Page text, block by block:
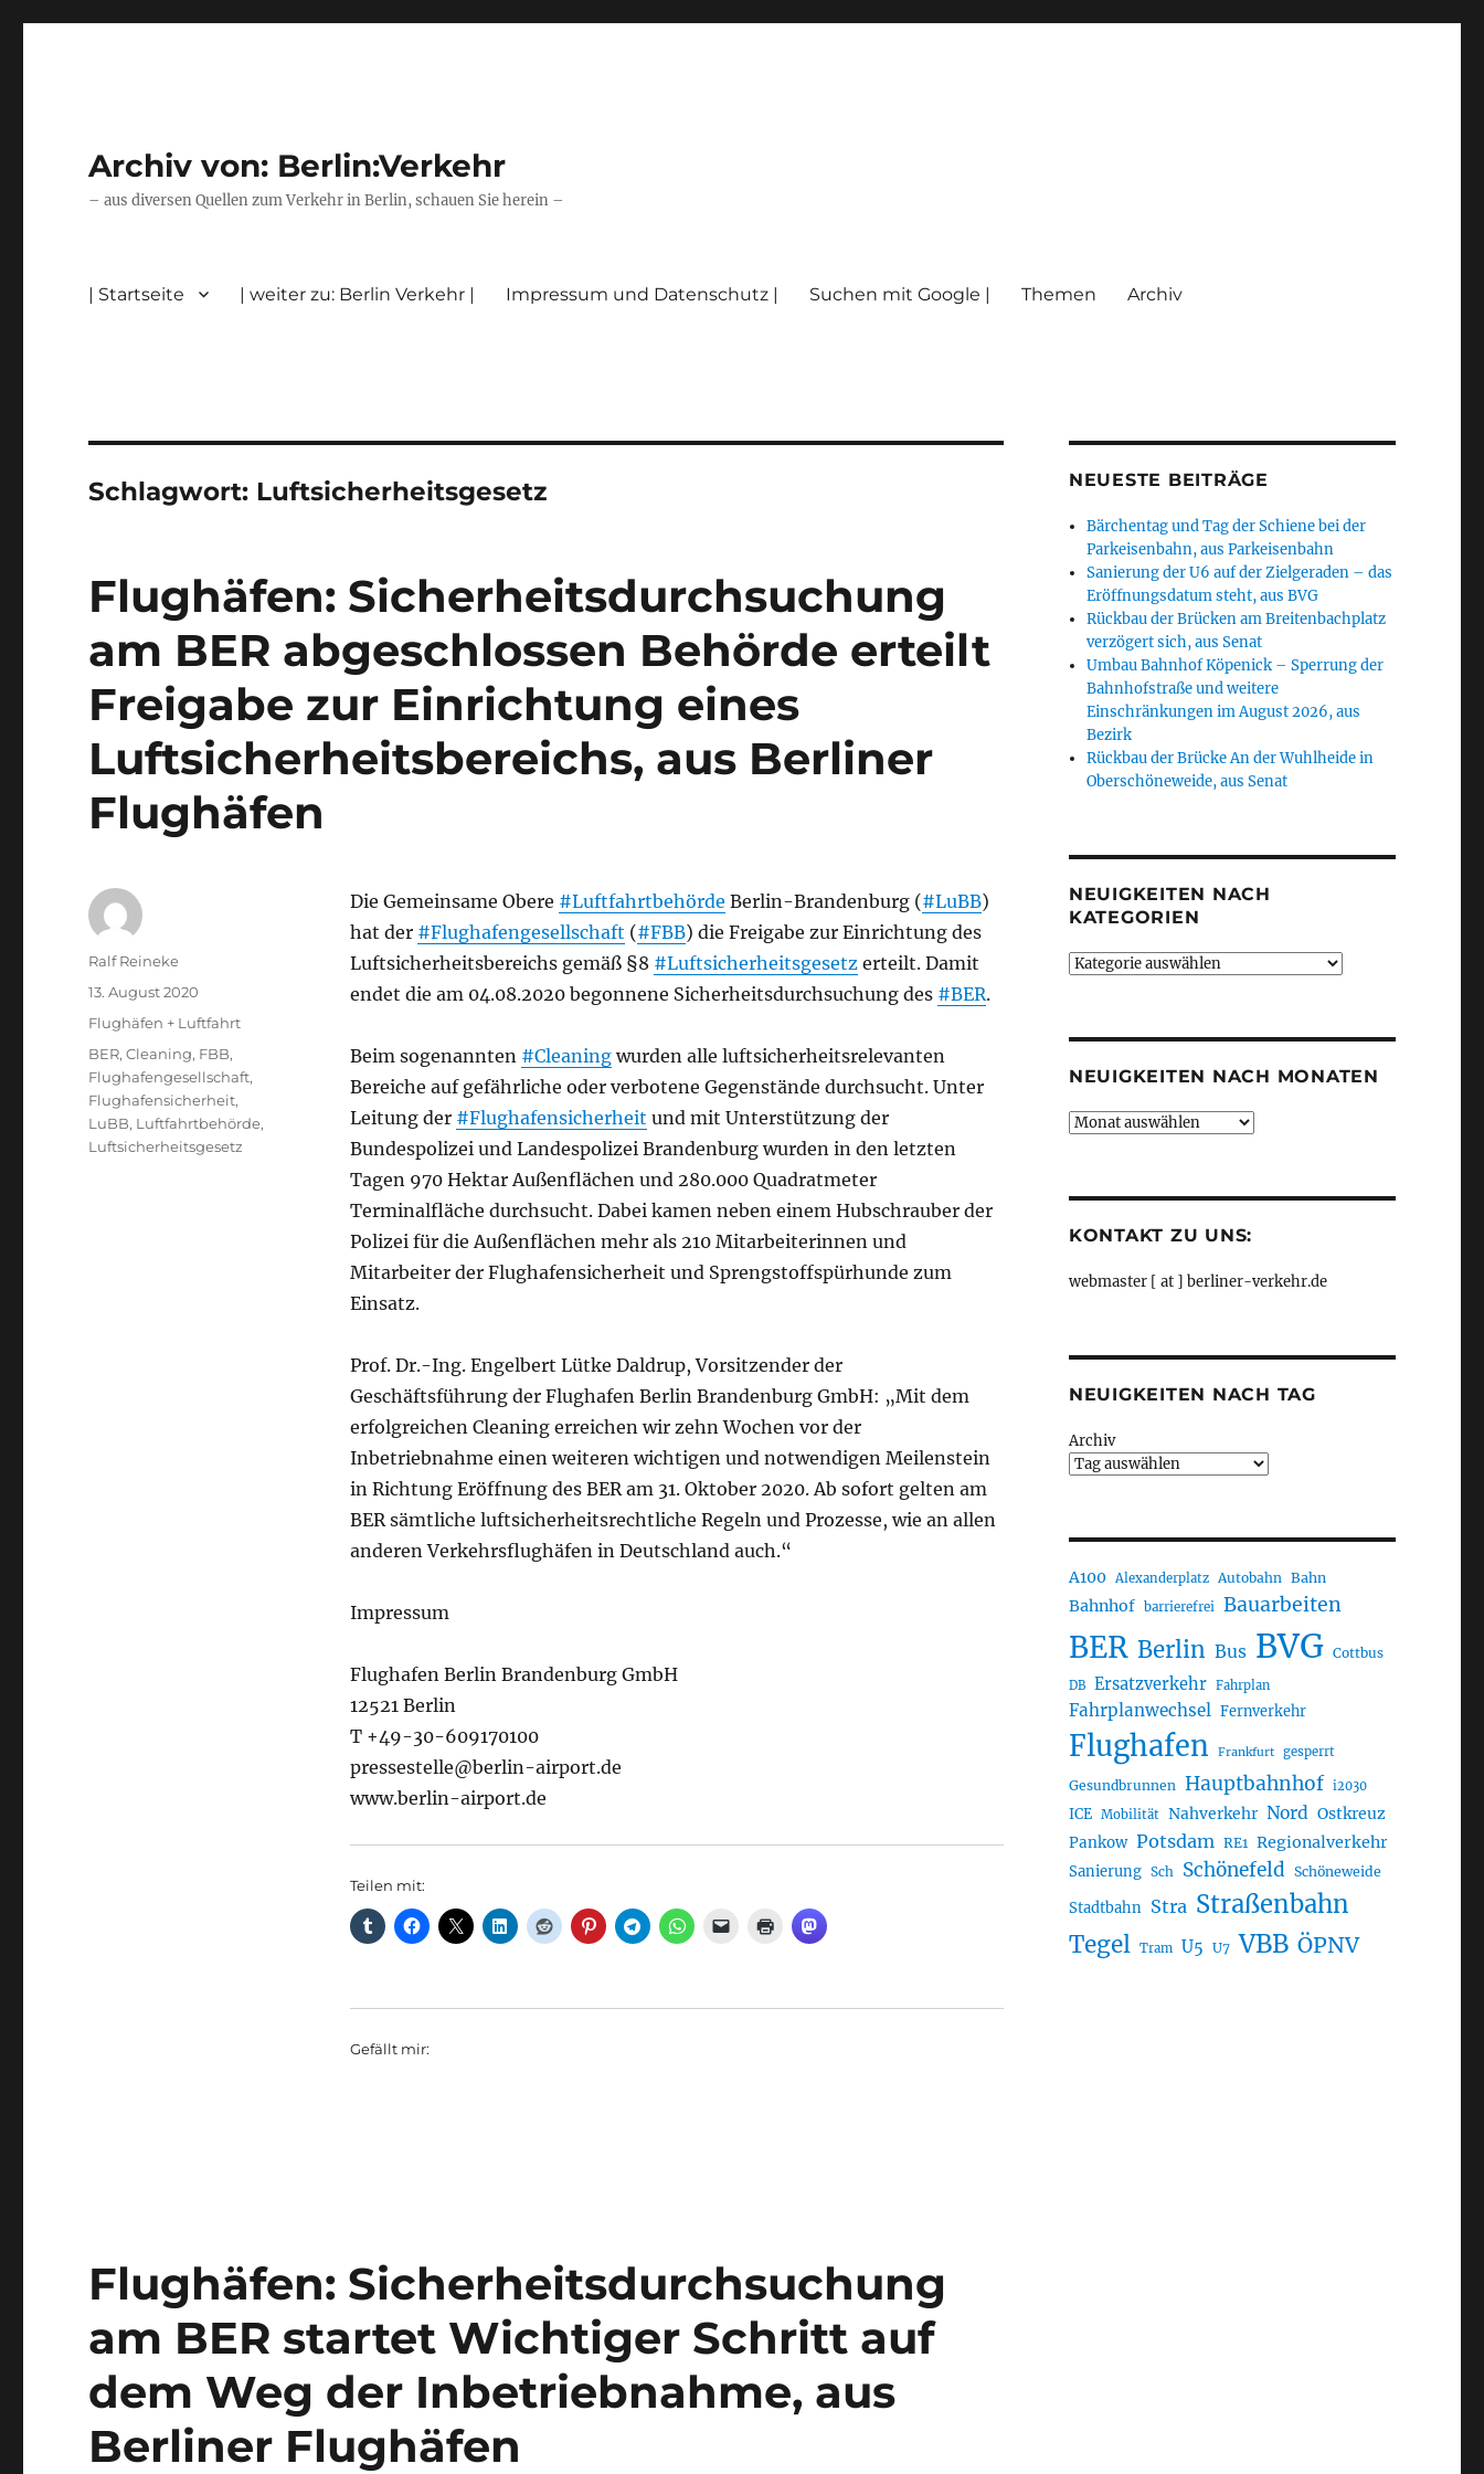
Archiv von: Berlin:Verkehr
– aus diversen Quellen zum Verkehr in Berlin, schauen Sie herein –
| Startseite | weiter zu: Berlin Verkehr | Impressum und Datenschutz | Suchen mit Google | Themen Archiv
Schlagwort: Luftsicherheitsgesetz
Flughäfen: Sicherheitsdurchsuchung
am BER abgeschlossen Behörde erteilt
Freigabe zur Einrichtung eines
Luftsicherheitsbereichs, aus Berliner
Flughäfen
Die Gemeinsame Obere #Luftfahrtbehörde Berlin-Brandenburg (#LuBB)
hat der #Flughafengesellschaft (#FBB) die Freigabe zur Einrichtung des
Luftsicherheitsbereichs gemäß §8 #Luftsicherheitsgesetzerteilt. Damit
endet die am 04.08.2020 begonnene Sicherheitsdurchsuchung des #BER.
Beim sogenannten #Cleaningwurden alle luftsicherheitsrelevanten
Bereiche auf gefährliche oder verbotene Gegenstände durchsucht. Unter
Leitung der #Flughafensicherheit und mit Unterstützung der
Bundespolizei und Landespolizei Brandenburg wurden in den letzten
Tagen 970 Hektar Außenflächen und 280.000 Quadratmeter
Terminalfläche durchsucht. Dabei kamen neben einem Hubschrauber der
Polizei für die Außenflächen mehr als 210 Mitarbeiterinnen und
Mitarbeiter der Flughafensicherheit und Sprengstoffspürhunde zum
Einsatz.
Prof. Dr.-Ing. Engelbert Lütke Daldrup, Vorsitzender der
Geschäftsführung der Flughafen Berlin Brandenburg GmbH: „Mit dem
erfolgreichen Cleaning erreichen wir zehn Wochen vor der
Inbetriebnahme einen weiteren wichtigen und notwendigen Meilenstein
in Richtung Eröffnung des BER am 31. Oktober 2020. Ab sofort gelten am
BER sämtliche luftsicherheitsrechtliche Regeln und Prozesse, wie an allen
anderen Verkehrsflughäfen in Deutschland auch.“
Impressum
Flughafen Berlin Brandenburg GmbH
12521 Berlin
T +49-30-609170100
pressestelle@berlin-airport.de
www.berlin-airport.de
Teilen mit:
Gefällt mir:
Autor
Ralf Reineke
Veröffentlicht
am
13. August 2020
Kategorien
Flughäfen + Luftfahrt
Schlagwörter
BER,Cleaning, FBB,
Flughafengesellschaft,
Flughafensicherheit,
LuBB, Luftfahrtbehörde,
Luftsicherheitsgesetz
Flughäfen: Sicherheitsdurchsuchung
am BER startet Wichtiger Schritt auf
dem Weg der Inbetriebnahme, aus
Berliner Flughäfen
NEUESTE BEITRÄGE
Bärchentag und Tag der Schiene bei der
Parkeisenbahn, aus Parkeisenbahn
Sanierung der U6 auf der Zielgeraden – das
Eröffnungsdatum steht, aus BVG
Rückbau der Brücken am Breitenbachplatz
verzögert sich, aus Senat
Umbau Bahnhof Köpenick – Sperrung der
Bahnhofstraße und weitere
Einschränkungen im August 2026, aus
Bezirk
Rückbau der Brücke An der Wuhlheide in
Oberschöneweide, aus Senat
NEUIGKEITEN NACH
KATEGORIEN
Neuigkeiten
NEUIGKEITEN NACH MONATEN
Neuigkeiten
KONTAKT ZU UNS:
webmaster [ at ] berliner-verkehr.de
NEUIGKEITEN NACH TAG
Archiv
A100 Alexanderplatz Autobahn Bahn
Bahnhof barrierefrei Bauarbeiten
BER Berlin Bus BVG Cottbus
DB Ersatzverkehr Fahrplan
Fahrplanwechsel Fernverkehr
Flughafen Frankfurt gesperrt
Gesundbrunnen Hauptbahnhof i2030
ICE Mobilität Nahverkehr Nord Ostkreuz
Pankow Potsdam RE1 Regionalverkehr
Sanierung Sch Schönefeld Schöneweide
Stadtbahn Stra Straßenbahn
Tegel Tram U5 U7 VBB ÖPNV